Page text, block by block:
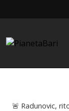
🚨 Radunovic,